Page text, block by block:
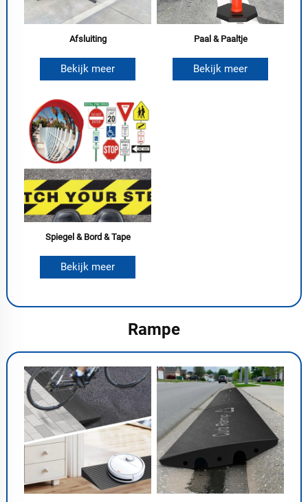
Afsluiting
Bekijk meer
Paal & Paaltje
Bekijk meer
Spiegel & Bord & Tape
Bekijk meer
Rampe